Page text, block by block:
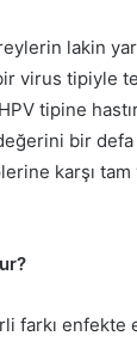
lakin
virus tipiyle
tipine
değerini bir
karşı tam
farkı enfekte